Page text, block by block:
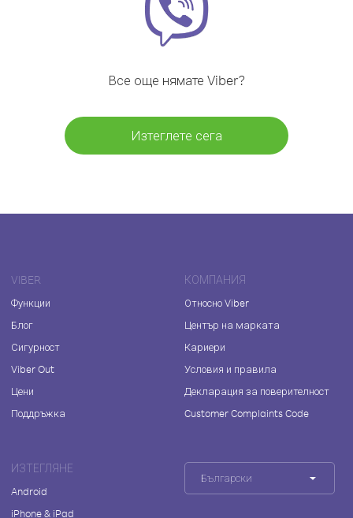
Все още нямате Viber?
Изтеглете сега
VIBER
Функции
Блог
Сигурност
Viber Out
Цени
Поддръжка
КОМПАНИЯ
Относно Viber
Център на марката
Кариери
Условия и правила
Декларация за поверителност
Customer Complaints Code
ИЗТЕГЛЯНЕ
Android
iPhone & iPad
Български